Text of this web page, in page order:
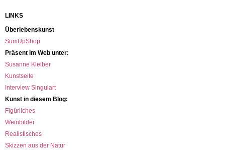
LINKS
Überlebenskunst
SumUpShop
Präsent im Web unter:
Susanne Kleiber
Kunstseite
Interview Singulart
Kunst in diesem Blog:
Figürliches
Weinbilder
Realistisches
Skizzen aus der Natur